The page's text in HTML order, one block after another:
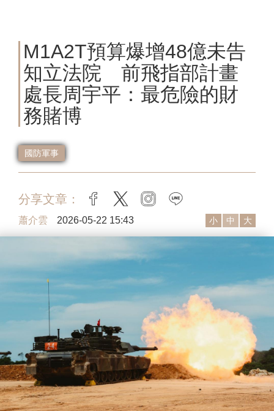
M1A2T預算爆增48億未告
知立法院 前飛指部計畫
處長周宇平：最危險的財
務賭博
國防軍事
分享文章： facebook
twitter instagram
蕭介雲 2026-05-22 15:43 小 中 大